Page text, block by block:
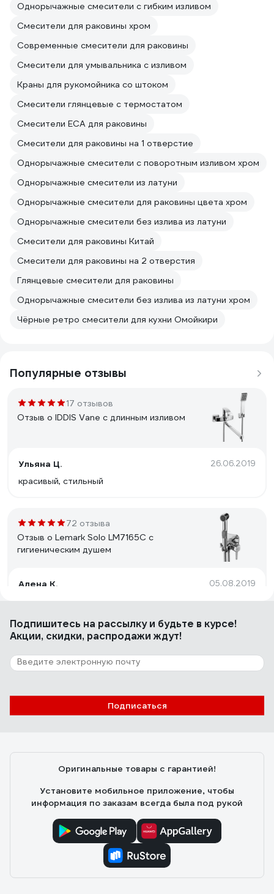
Однорычажные смесители с гибким изливом
Смесители для раковины хром
Современные смесители для раковины
Смесители для умывальника с изливом
Краны для рукомойника со штоком
Смесители глянцевые с термостатом
Смесители ECA для раковины
Смесители для раковины на 1 отверстие
Однорычажные смесители с поворотным изливом хром
Однорычажные смесители из латуни
Однорычажные смесители для раковины цвета хром
Однорычажные смесители без излива из латуни
Смесители для раковины Китай
Смесители для раковины на 2 отверстия
Глянцевые смесители для раковины
Однорычажные смесители без излива из латуни хром
Чёрные ретро смесители для кухни Омойкири
Популярные отзывы
17 отзывов
Отзыв о IDDIS Vane с длинным изливом
Ульяна Ц. 26.06.2019
красивый, стильный
72 отзыва
Отзыв о Lemark Solo LM7165C с
гигиеническим душем
Алена К. 05.08.2019
Цена
25 отзывов
Отзыв о Grohe Costa S
Подпишитесь на рассылкуи будьте в курсе!
Акции, скидки, распродажи ждут!
Подписаться
Оригинальные товары с гарантией!
Установите мобильное приложение, чтобы
информация по заказам всегда была под рукой